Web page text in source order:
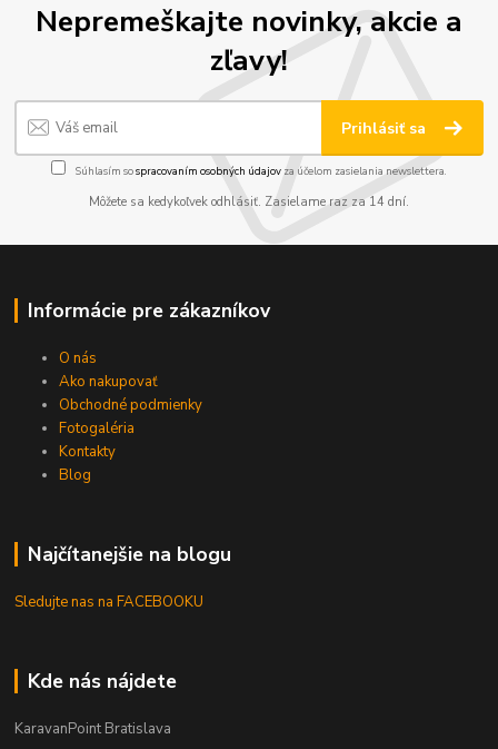
Nepremeškajte novinky, akcie a
zľavy!
Prihlásiť sa
Súhlasím sospracovaním osobných údajov za účelom zasielania newslettera.
Môžete sa kedykoľvek odhlásiť. Zasielame raz za 14 dní.
Informácie pre zákazníkov
O nás
Ako nakupovať
Obchodné podmienky
Fotogaléria
Kontakty
Blog
Najčítanejšie na blogu
Sledujte nas na FACEBOOKU
Kde nás nájdete
KaravanPoint Bratislava